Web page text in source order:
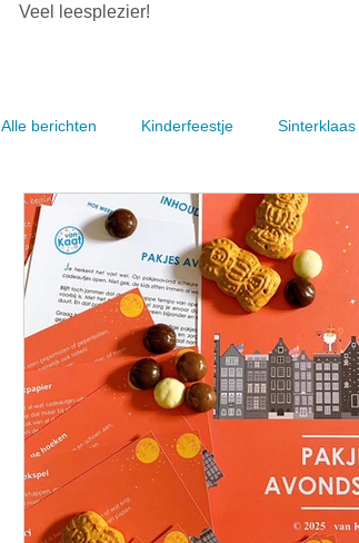
Veel leesplezier!
Alle berichten Kinderfeestje Sinterklaas